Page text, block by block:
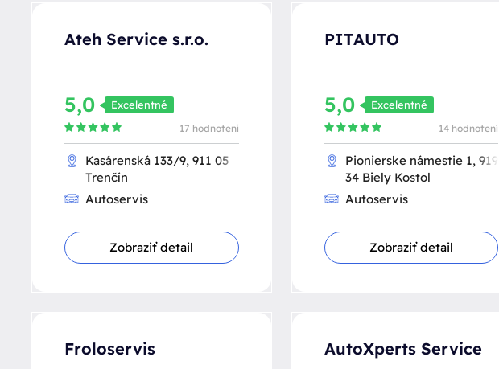
Ateh Service s.r.o.
5,0 Excelentné
17 hodnotení
Kasárenská 133/9, 911 05
Trenčín
Autoservis
Zobraziť detail
PITAUTO
5,0 Excelentné
14 hodnotení
Pionierske námestie 1, 919
34 Biely Kostol
Autoservis
Zobraziť detail
Froloservis AutoXperts Service